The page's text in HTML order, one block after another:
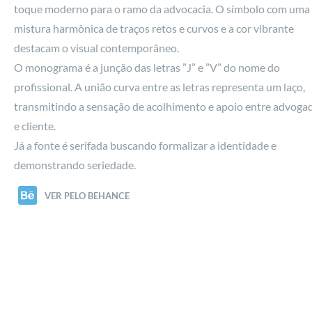
toque moderno para o ramo da advocacia. O símbolo com uma
mistura harmônica de traços retos e curvos e a cor vibrante
destacam o visual contemporâneo.
O monograma é a junção das letras ”J” e ”V” do nome do
profissional. A união curva entre as letras representa um laço,
transmitindo a sensação de acolhimento e apoio entre
e cliente.
Já a fonte é serifada buscando formalizar a identidade e
demonstrando seriedade.
VER PELO BEHANCE